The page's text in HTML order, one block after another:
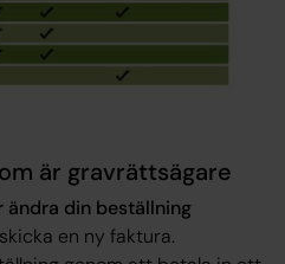
är gravrättsägare
ändra din beställning
en ny faktura.